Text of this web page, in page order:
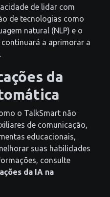
de lidar com
de tecnologias como
natural (NLP) e o
a aprimorar a
da
o TalkSmart não
de comunicação,
educacionais,
suas habilidades
consulte
da IA na